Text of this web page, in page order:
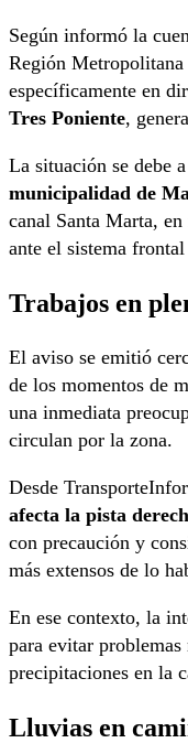
Según informó la
Región
específicamente en
Tres Poniente,
La situación se debe a
municipalidad de
canal Santa Marta,
ante el sistema
Trabajos en
El aviso se emitió
de los momentos de
una inmediata
circulan por la zona.
Desde
afecta la pista
con precaución y
más extensos de lo
En ese contexto, la
para evitar
precipitaciones en la
Lluvias en